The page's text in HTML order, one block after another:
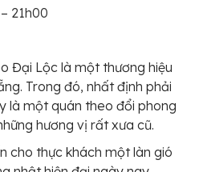
21h00
Đại Lộc là một thương hiệu
Trong đó, nhất định phải
là một quán theo đổi phong
hương vị rất xưa cũ.
cho thực khách một làn gió